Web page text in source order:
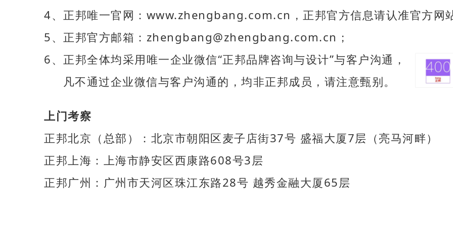
4、正邦唯一官网：www.zhengbang.com.cn，正邦官方信息请认准官方网
5、正邦官方邮箱：zhengbang@zhengbang.com.cn；
6、正邦全体均采用唯一企业微信“正邦品牌咨询与设计”与客户沟通，
凡不通过企业微信与客户沟通的，均非正邦成员，请注意甄别。
上门考察
正邦北京（总部）：北京市朝阳区麦子店街37号 盛福大厦7层（亮马河畔）
正邦上海：上海市静安区西康路608号3层
正邦广州：广州市天河区珠江东路28号 越秀金融大厦65层